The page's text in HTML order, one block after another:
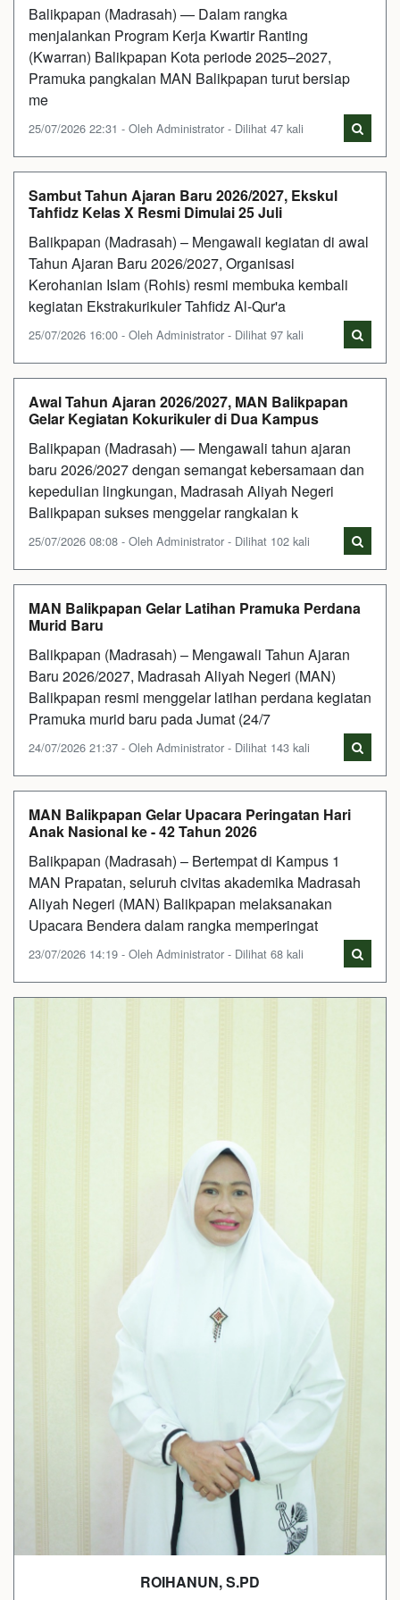
Balikpapan (Madrasah) — Dalam rangka
menjalankan Program Kerja Kwartir Ranting
(Kwarran) Balikpapan Kota periode 2025–2027,
Pramuka pangkalan MAN Balikpapan turut bersiap
me
25/07/2026 22:31 - Oleh Administrator - Dilihat 47 kali
Sambut Tahun Ajaran Baru 2026/2027, Ekskul
Tahfidz Kelas X Resmi Dimulai 25 Juli
Balikpapan (Madrasah) – Mengawali kegiatan di awal
Tahun Ajaran Baru 2026/2027, Organisasi
Kerohanian Islam (Rohis) resmi membuka kembali
kegiatan Ekstrakurikuler Tahfidz Al-Qur'a
25/07/2026 16:00 - Oleh Administrator - Dilihat 97 kali
Awal Tahun Ajaran 2026/2027, MAN Balikpapan
Gelar Kegiatan Kokurikuler di Dua Kampus
Balikpapan (Madrasah) — Mengawali tahun ajaran
baru 2026/2027 dengan semangat kebersamaan dan
kepedulian lingkungan, Madrasah Aliyah Negeri
Balikpapan sukses menggelar rangkaian k
25/07/2026 08:08 - Oleh Administrator - Dilihat 102 kali
MAN Balikpapan Gelar Latihan Pramuka Perdana
Murid Baru
Balikpapan (Madrasah) – Mengawali Tahun Ajaran
Baru 2026/2027, Madrasah Aliyah Negeri (MAN)
Balikpapan resmi menggelar latihan perdana kegiatan
Pramuka murid baru pada Jumat (24/7
24/07/2026 21:37 - Oleh Administrator - Dilihat 143 kali
MAN Balikpapan Gelar Upacara Peringatan Hari
Anak Nasional ke - 42 Tahun 2026
Balikpapan (Madrasah) – Bertempat di Kampus 1
MAN Prapatan, seluruh civitas akademika Madrasah
Aliyah Negeri (MAN) Balikpapan melaksanakan
Upacara Bendera dalam rangka memperingat
23/07/2026 14:19 - Oleh Administrator - Dilihat 68 kali
ROIHANUN, S.PD